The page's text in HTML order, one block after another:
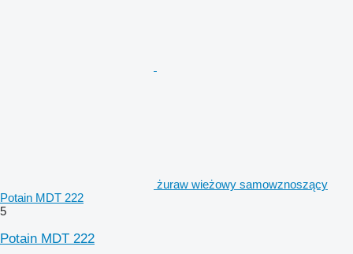
żuraw wieżowy samowznoszący
Potain MDT 222
5
Potain MDT 222